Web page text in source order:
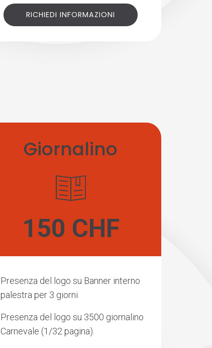
RICHIEDI INFORMAZIONI
Giornalino
150 CHF
Presenza del logo su Banner interno
palestra per 3 giorni
Presenza del logo su 3500 giornalino
Carnevale (1/32 pagina).